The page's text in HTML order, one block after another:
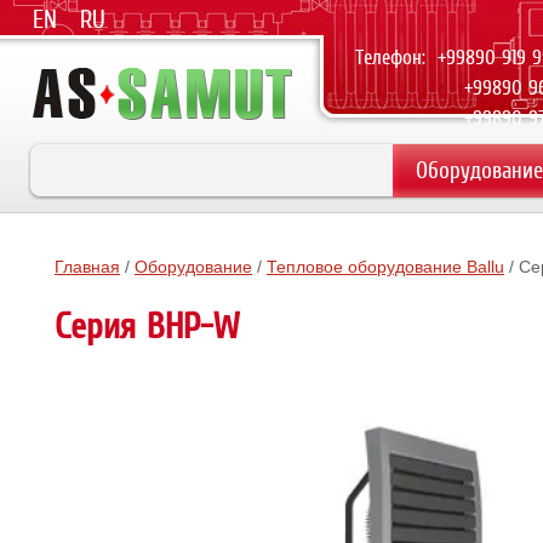
EN RU
Телефон: +99890 919
+99890 965
+99890 976
Оборудование
Главная / Оборудование / Тепловое оборудование Ballu /
Серия BHP-W